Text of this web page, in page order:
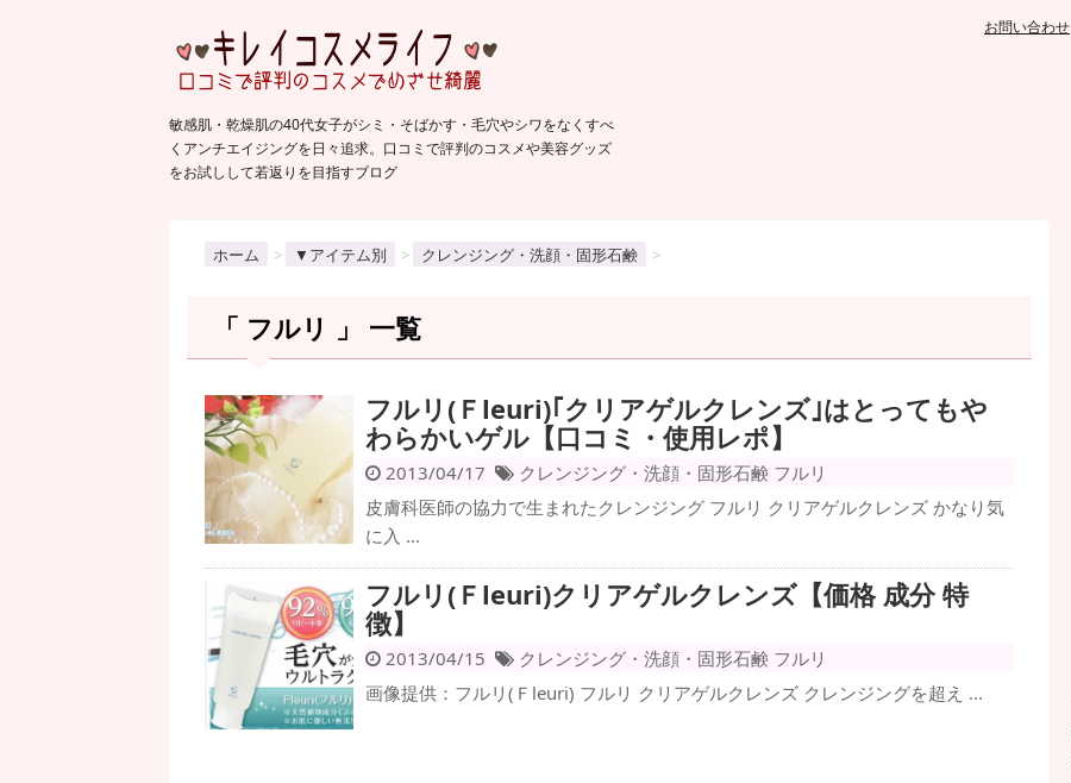
敏感肌・乾燥肌の40代女子がシミ・そばかす・毛穴やシワをなくすべ
くアンチエイジングを日々追求。口コミで評判のコスメや美容グッズ
をお試しして若返りを目指すブログ
お問い合わせ
ホーム > ▼アイテム別 > クレンジング・洗顔・固形石鹸 >
「 フルリ 」 一覧
フルリ(Ｆleuri)｢クリアゲルクレンズ｣はとってもや
わらかいゲル【口コミ・使用レポ】
2013/04/17 クレンジング・洗顔・固形石鹸 フルリ
皮膚科医師の協力で生まれたクレンジング フルリ クリアゲルクレンズ かなり気
に入 ...
フルリ(Ｆleuri)クリアゲルクレンズ【価格 成分 特
徴】
2013/04/15 クレンジング・洗顔・固形石鹸 フルリ
画像提供：フルリ(Ｆleuri) フルリ クリアゲルクレンズ クレンジングを超え ...